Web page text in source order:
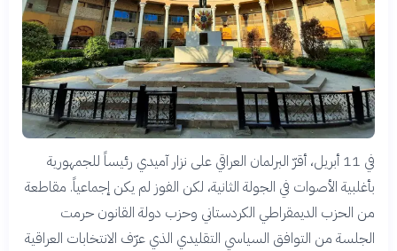
في 11 أبريل، أقرّ البرلمان العراقي على نزار آميدي رئيساً للجمهورية
بأغلبية الأصوات في الجولة الثانية، لكن الفوز لم يكن إجماعياً. مقاطعة
من الحزب الديمقراطي الكردستاني وحزب دولة القانون حرمت
الجلسة من التوافق السياسي التقليدي الذي عرّف الانتخابات العراقية